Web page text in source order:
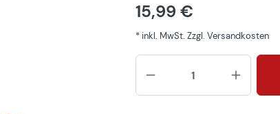
15,99 €
* inkl. MwSt. Zzgl. Versandkosten